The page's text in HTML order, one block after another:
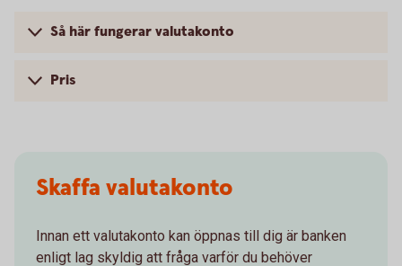
Så här fungerar valutakonto
Pris
Skaffa valutakonto
Innan ett valutakonto kan öppnas till dig är banken
enligt lag skyldig att fråga varför du behöver